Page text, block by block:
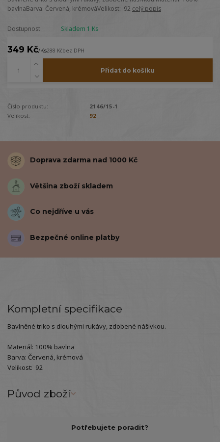
bavlnaBarva: Červená, krémováVelikost: 92 celý popis
Dostupnost Skladem 1 Ks
349 Kč/Ks288 Kčbez DPH
Přidat do košíku
Číslo produktu:
2146/15-1
Velikost:
92
Doprava zdarma nad 1000 Kč
Většina zboží skladem
Co nejdříve u vás
Bezpečné online platby
Kompletní specifikace
Bavlněné triko s dlouhými rukávy, zdobené nášivkou.
Materiál: 100% bavlna
Barva: Červená, krémová
Velikost: 92
Původ zboží
Potřebujete poradit?